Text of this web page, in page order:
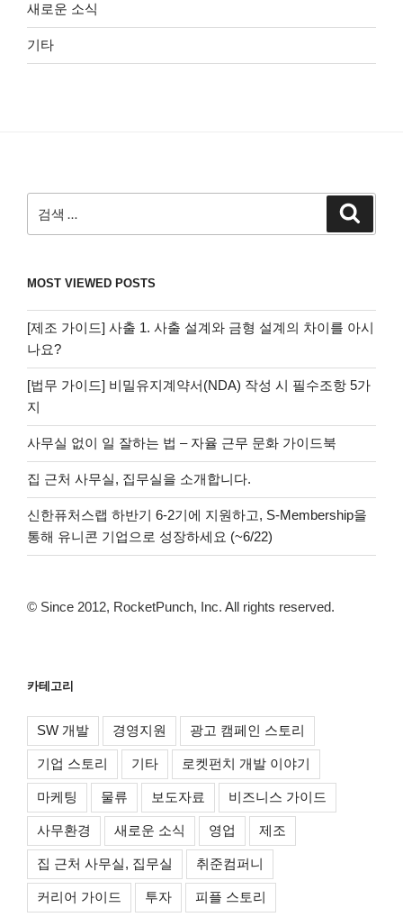
새로운 소식
기타
색:
MOST VIEWED POSTS
[제조 가이드] 사출 1. 사출 설계와 금형 설계의 차이를 아시
나요?
[법무 가이드] 비밀유지계약서(NDA) 작성 시 필수조항 5가
지
사무실 없이 일 잘하는 법 – 자율 근무 문화 가이드북
집 근처 사무실, 집무실을 소개합니다.
신한퓨처스랩 하반기 6-2기에 지원하고, S-Membership을
통해 유니콘 기업으로 성장하세요 (~6/22)
© Since 2012, RocketPunch, Inc. All rights reserved.
카테고리
SW 개발 경영지원 광고 캠페인 스토리
기업 스토리 기타 로켓펀치 개발 이야기
마케팅 물류 보도자료 비즈니스 가이드
사무환경 새로운 소식 영업 제조
집 근처 사무실, 집무실 취준컴퍼니
커리어 가이드 투자 피플 스토리